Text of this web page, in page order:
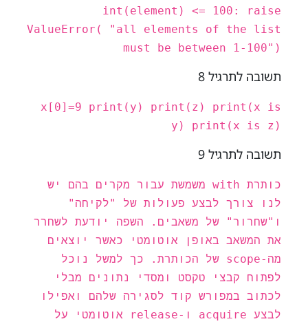
int(element) <= 100: raise
ValueError( "all elements of the list
must be between 1-100")
תשובה לתרגיל 8
x[0]=9 print(y) print(z) print(x is
y) print(x is z)
תשובה לתרגיל 9
כותרת with משמשת עבור מקרים בהם יש
לנו צורך לבצע פעולות של "לקיחה"
ו"שחרור" של משאבים. השפה יודעת לשחרר
את המשאב באופן אוטומטי כאשר יוצאים
מה-scope של הכותרת. כך למשל נוכל
לפתוח קבצי טקסט ומסדי נתונים מבלי
לכתוב במפורש קוד לסגירה שלהם ואפילו
לבצע acquire ו-release אוטומטי על